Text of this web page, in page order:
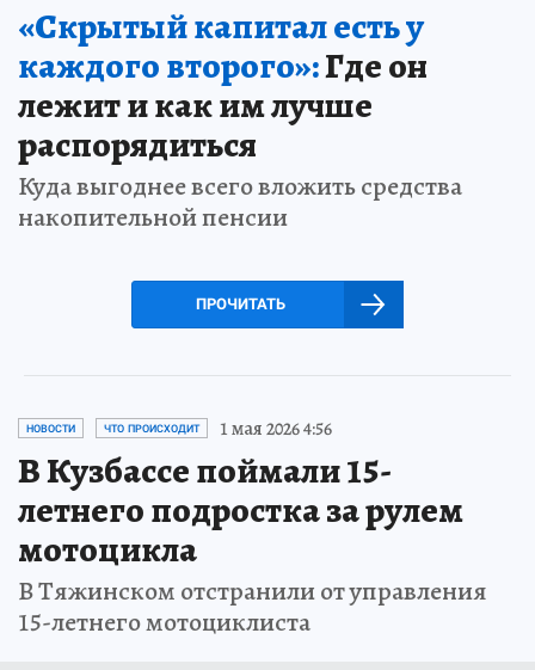
«Скрытый капитал есть у
каждого второго»:Где он
лежит и как им лучше
распорядиться
Куда выгоднее всего вложить средства
накопительной пенсии
ПРОЧИТАТЬ
НОВОСТИ ЧТО ПРОИСХОДИТ 1 мая 2026 4:56
В Кузбассе поймали 15-
летнего подростка за рулем
мотоцикла
В Тяжинском отстранили от управления
15-летнего мотоциклиста